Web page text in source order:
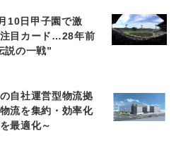
10日甲子園で激
目カード…28年前
説の一戦”
自社運営型物流拠
流を集約・効率化
最適化～